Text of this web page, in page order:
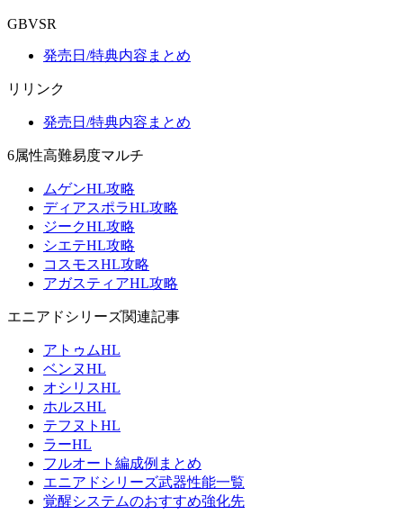
GBVSR
発売日/特典内容まとめ
リリンク
発売日/特典内容まとめ
6属性高難易度マルチ
ムゲンHL攻略
ディアスポラHL攻略
ジークHL攻略
シエテHL攻略
コスモスHL攻略
アガスティアHL攻略
エニアドシリーズ関連記事
アトゥムHL
ベンヌHL
オシリスHL
ホルスHL
テフヌトHL
ラーHL
フルオート編成例まとめ
エニアドシリーズ武器性能一覧
覚醒システムのおすすめ強化先